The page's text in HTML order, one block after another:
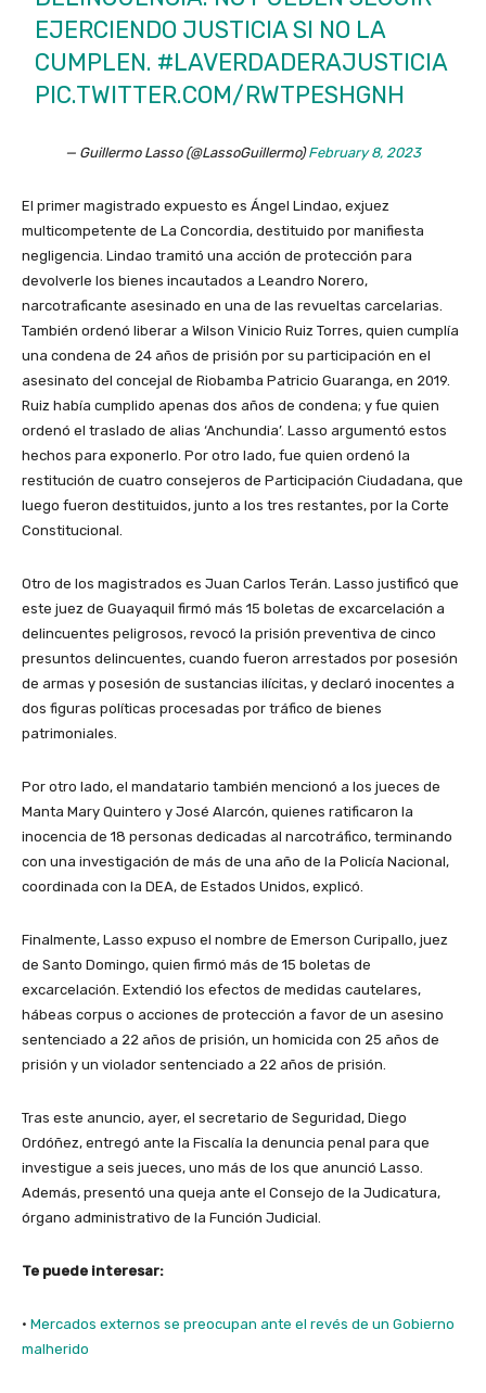
EJERCIENDO JUSTICIA SI NO LA
CUMPLEN. #LAVERDADERAJUSTICIA
PIC.TWITTER.COM/RWTPESHGNH
— Guillermo Lasso (@LassoGuillermo)February 8, 2023
El primer magistrado expuesto es Ángel Lindao, exjuez
multicompetente de La Concordia, destituido por manifiesta
negligencia. Lindao tramitó una acción de protección para
devolverle los bienes incautados a Leandro Norero,
narcotraficante asesinado en una de las revueltas carcelarias.
También ordenó liberar a Wilson Vinicio Ruiz Torres, quien cumplía
una condena de 24 años de prisión por su participación en el
asesinato del concejal de Riobamba Patricio Guaranga, en 2019.
Ruiz había cumplido apenas dos años de condena; y fue quien
ordenó el traslado de alias ‘Anchundia’. Lasso argumentó estos
hechos para exponerlo. Por otro lado, fue quien ordenó la
restitución de cuatro consejeros de Participación Ciudadana, que
luego fueron destituidos, junto a los tres restantes, por la Corte
Constitucional.
Otro de los magistrados es Juan Carlos Terán. Lasso justificó que
este juez de Guayaquil firmó más 15 boletas de excarcelación a
delincuentes peligrosos, revocó la prisión preventiva de cinco
presuntos delincuentes, cuando fueron arrestados por posesión
de armas y posesión de sustancias ilícitas, y declaró inocentes a
dos figuras políticas procesadas por tráfico de bienes
patrimoniales.
Por otro lado, el mandatario también mencionó a los jueces de
Manta Mary Quintero y José Alarcón, quienes ratificaron la
inocencia de 18 personas dedicadas al narcotráfico, terminando
con una investigación de más de una año de la Policía Nacional,
coordinada con la DEA, de Estados Unidos, explicó.
Finalmente, Lasso expuso el nombre de Emerson Curipallo, juez
de Santo Domingo, quien firmó más de 15 boletas de
excarcelación. Extendió los efectos de medidas cautelares,
hábeas corpus o acciones de protección a favor de un asesino
sentenciado a 22 años de prisión, un homicida con 25 años de
prisión y un violador sentenciado a 22 años de prisión.
Tras este anuncio, ayer, el secretario de Seguridad, Diego
Ordóñez, entregó ante la Fiscalía la denuncia penal para que
investigue a seis jueces, uno más de los que anunció Lasso.
Además, presentó una queja ante el Consejo de la Judicatura,
órgano administrativo de la Función Judicial.
Te puede interesar:
· Mercados externos se preocupan ante el revés de un Gobierno
malherido